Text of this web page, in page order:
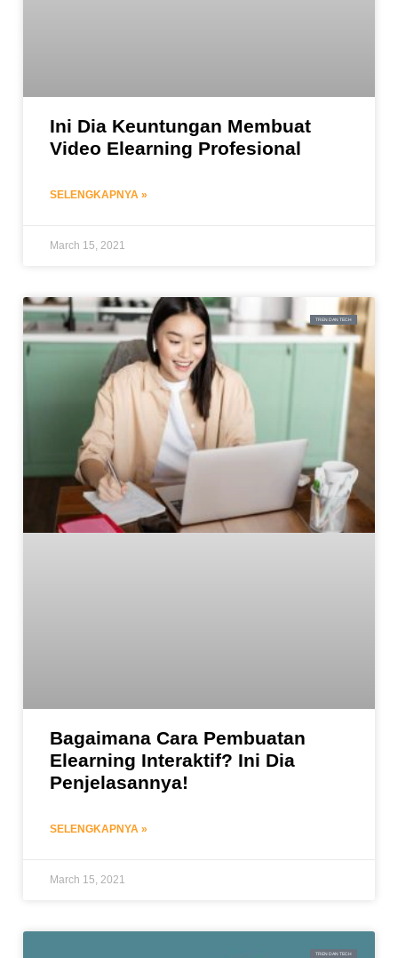
Ini Dia Keuntungan Membuat
Video Elearning Profesional
SELENGKAPNYA »
March 15, 2021
TREN DAN TECH
Bagaimana Cara Pembuatan
Elearning Interaktif? Ini Dia
Penjelasannya!
SELENGKAPNYA »
March 15, 2021
TREN DAN TECH